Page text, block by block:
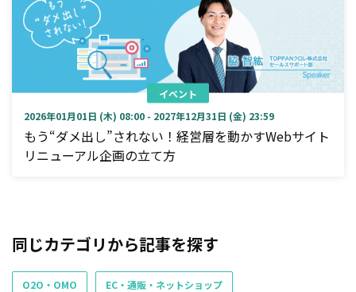
イベント
2026年01月01日 (木) 08:00 - 2027年12月31日 (金) 23:59
もう“ダメ出し”されない！経営層を動かすWebサイト
リニューアル企画の立て方
同じカテゴリから記事を探す
O2O・OMO EC・通販・ネットショップ